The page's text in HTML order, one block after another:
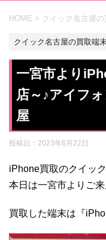
HOME > クイック名古屋
クイック名古屋の買取端
一宮市より
店～♪アイフ
屋
投稿日： 2023年6月22日
iPhone買取のクイッ
本日は一宮市よりご来
買取した端末は『